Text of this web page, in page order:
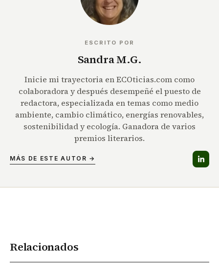
ESCRITO POR
Sandra M.G.
Inicie mi trayectoria en ECOticias.com como
colaboradora y después desempeñé el puesto de
redactora, especializada en temas como medio
ambiente, cambio climático, energías renovables,
sostenibilidad y ecología. Ganadora de varios
premios literarios.
MÁS DE ESTE AUTOR →
Relacionados